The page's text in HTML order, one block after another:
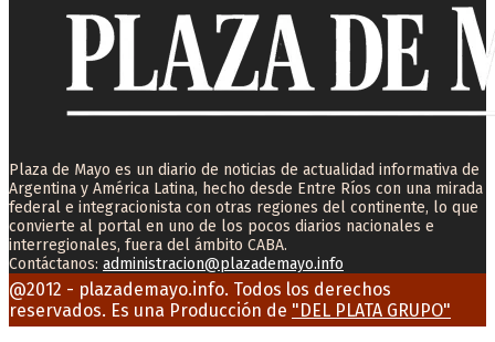
Plaza de Mayo es un diario de noticias de actualidad informativa de
Argentina y América Latina, hecho desde Entre Ríos con una mirada
federal e integracionista con otras regiones del continente, lo que
convierte al portal en uno de los pocos diarios nacionales e
interregionales, fuera del ámbito CABA.
Contáctanos: administracion@plazademayo.info
Facebook
Twitter
Instagram
Youtube
Email
@2012 - plazademayo.info. Todos los derechos
reservados. Es una Producción de "DEL PLATA GRUPO"